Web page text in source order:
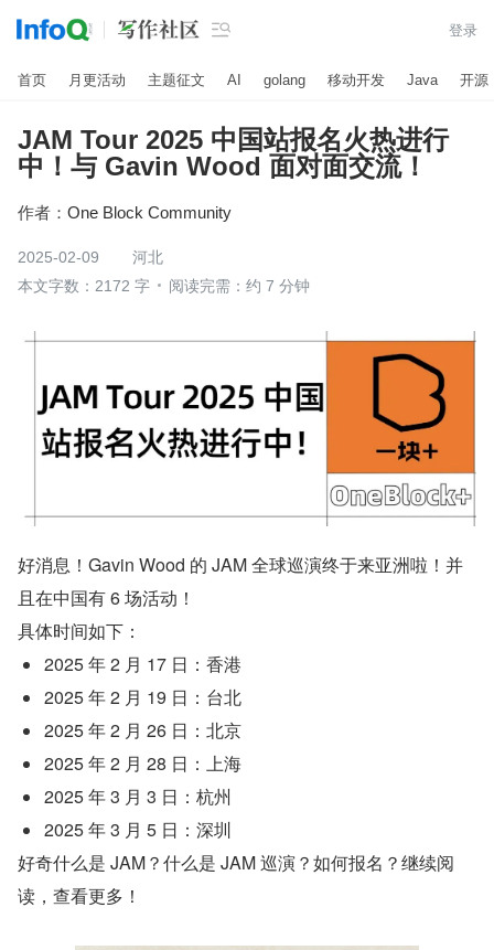
 登录
首页 月更活动 主题征文 AI golang 移动开发 Java 开源
JAM Tour 2025 中国站报名火热进行
中！与 Gavin Wood 面对面交流！
作者： One Block Community
2025-02-09
河北
本文字数：2172 字
阅读完需：约 7 分钟
好消息！Gavin Wood 的 JAM 全球巡演终于来亚洲啦！并
且在中国有 6 场活动！
具体时间如下：
2025 年 2 月 17 日：香港
2025 年 2 月 19 日：台北
2025 年 2 月 26 日：北京
2025 年 2 月 28 日：上海
2025 年 3 月 3 日：杭州
2025 年 3 月 5 日：深圳
好奇什么是 JAM？什么是 JAM 巡演？如何报名？继续阅
读，查看更多！